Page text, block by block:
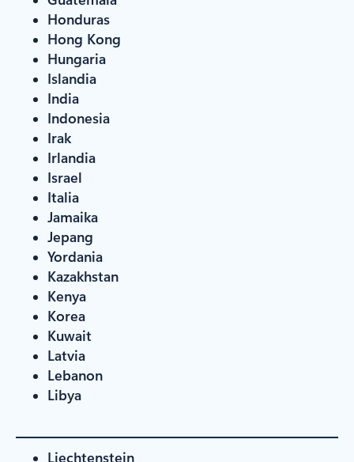
Honduras
Hong Kong
Hungaria
Islandia
India
Indonesia
Irak
Irlandia
Israel
Italia
Jamaika
Jepang
Yordania
Kazakhstan
Kenya
Korea
Kuwait
Latvia
Lebanon
Libya
Liechtenstein